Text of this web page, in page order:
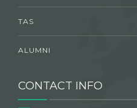
TAS
ALUMNI
CONTACT INFO